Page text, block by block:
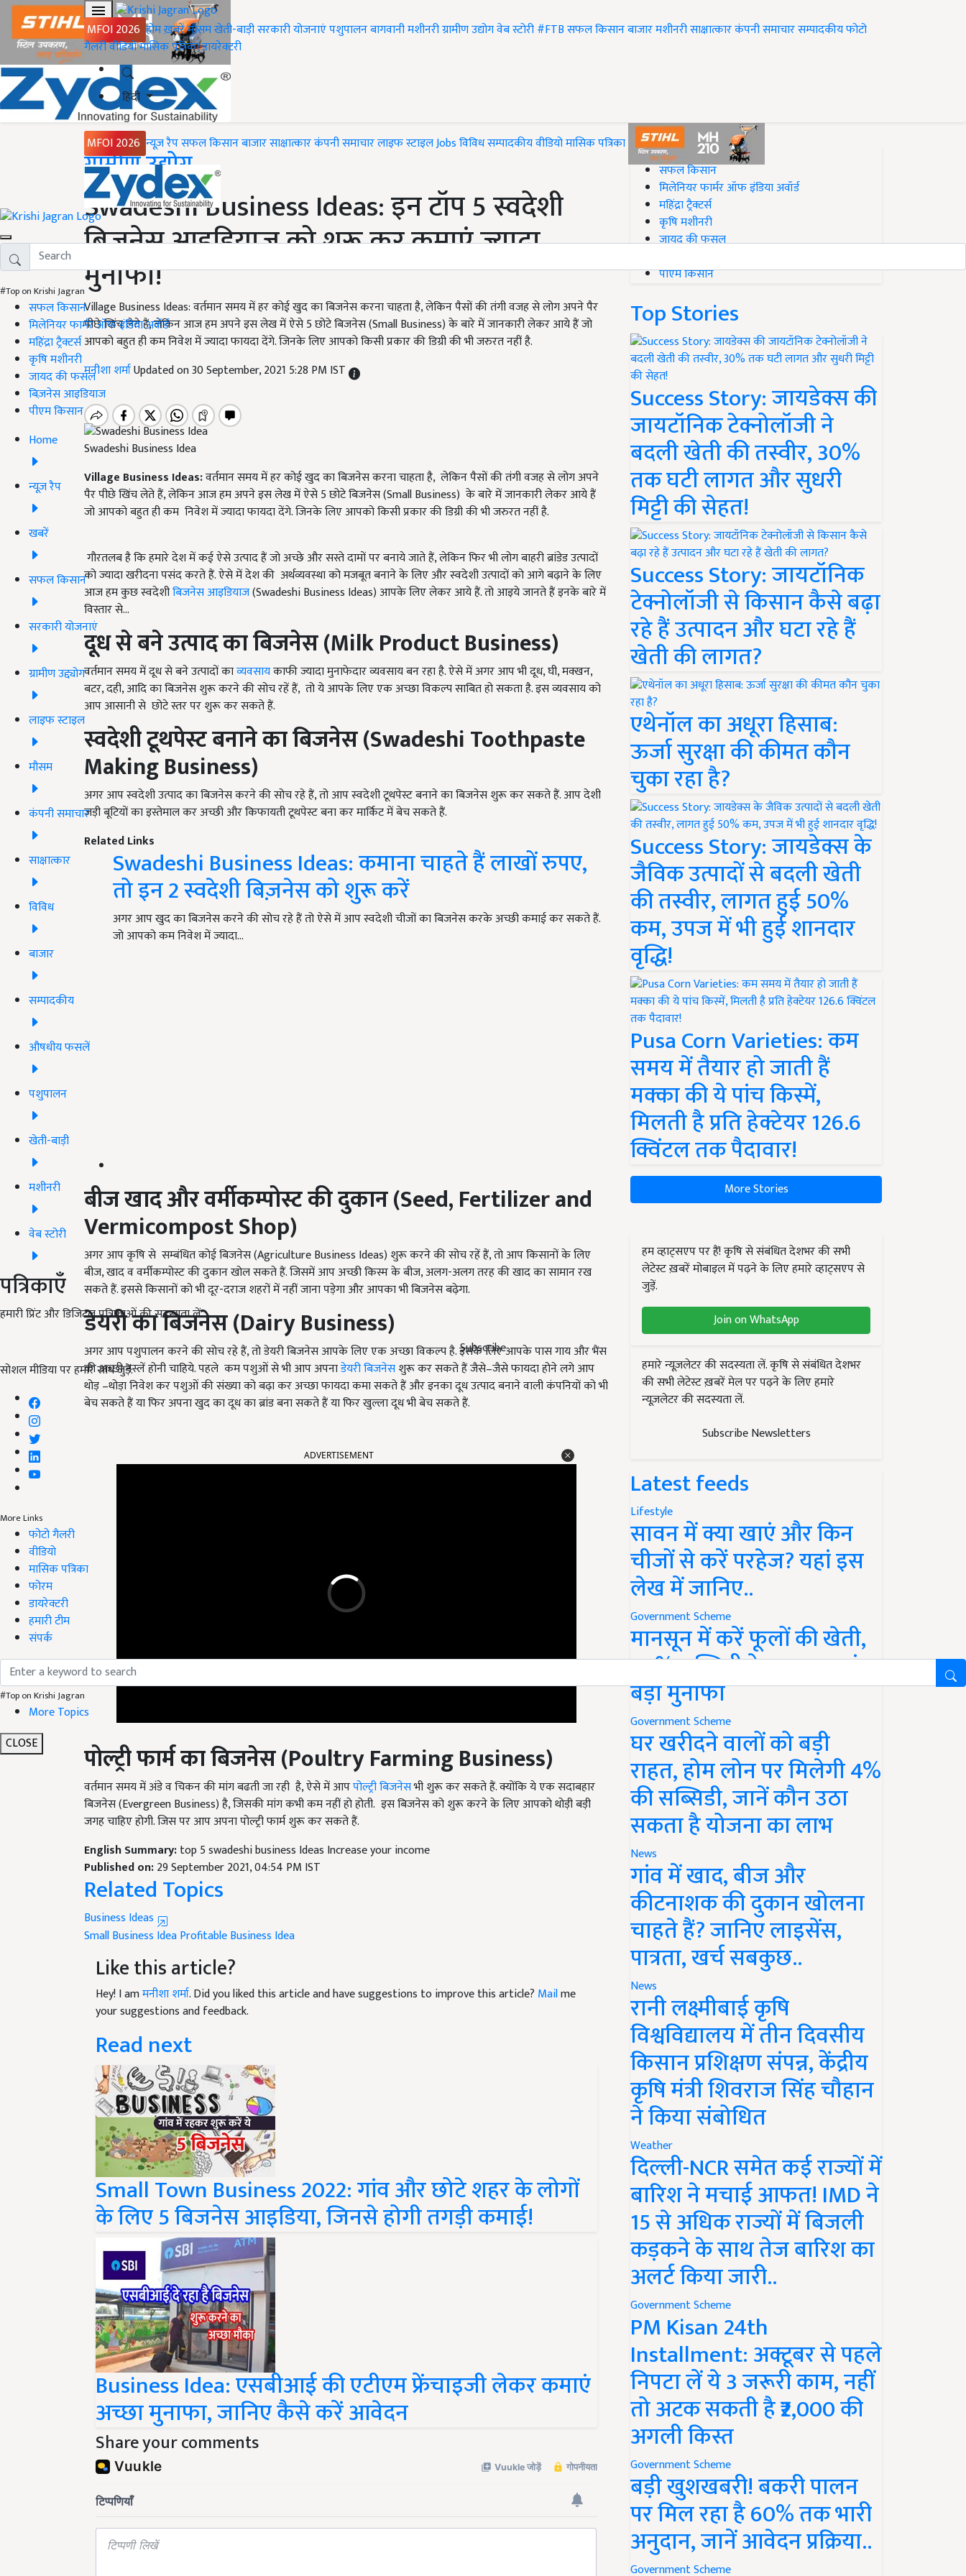
MFOI 2026 होमख़बरेंमौसमखेती-बाड़ीसरकारी योजनाएंपशुपालनबागवानीमशीनरीग्रामीण उद्योगवेब स्टोरी#FTBसफल किसानबाजारमशीनरीसाक्षात्कारकंपनी समाचारसम्पादकीयफोटो
गैलरीवीडियोमासिक पत्रिकाडायरेक्टरी
हिंदी
MFOI 2026 न्यूज़ रैपसफल किसानबाजारसाक्षात्कारकंपनी समाचारलाइफ स्टाइलJobsविविधसम्पादकीयवीडियोमासिक पत्रिका
#Top on Krishi Jagran
सफल किसान
मिलेनियर फार्मर ऑफ इंडिया अवॉर्ड
महिंद्रा ट्रैक्टर्स
कृषि मशीनरी
जायद की फसल
बिज़नेस आइडियाज
पीएम किसान
Home
न्यूज़ रैप
खबरें
सफल किसान
सरकारी योजनाएं
ग्रामीण उद्द्योग
लाइफ स्टाइल
मौसम
कंपनी समाचार
साक्षात्कार
विविध
बाजार
सम्पादकीय
औषधीय फसलें
पशुपालन
खेती-बाड़ी
मशीनरी
वेब स्टोरी
पत्रिकाएँ
हमारी प्रिंट और डिजिटल पत्रिकाओं की सदस्यता लें
Subscribe
सोशल मीडिया पर हमारे साथ जुड़ें:
More Links
फोटो गैलरी
वीडियो
मासिक पत्रिका
फोरम
डायरेक्टरी
हमारी टीम
संपर्क
#Top on Krishi Jagran
More Topics
CLOSE
Home
ग्रामीण उद्योग
Swadeshi Business Ideas: इन टॉप 5 स्वदेशी
बिजनेस आइडियाज को शुरू कर कमाएं ज्यादा
मुनाफा!
Village Business Ideas: वर्तमान समय में हर कोई खुद का बिजनेस करना चाहता है, लेकिन पैसों की तंगी वजह से लोग अपने पैर
पीछे खिंच लेते हैं, लेकिन आज हम अपने इस लेख में ऐसे 5 छोटे बिजनेस (Small Business) के बारे में जानकारी लेकर आये हैं जो
आपको बहुत ही कम निवेश में ज्यादा फायदा देंगे. जिनके लिए आपको किसी प्रकार की डिग्री की भी जरुरत नहीं है.
मनीशा शर्माUpdated on 30 September, 2021 5:28 PM IST
Swadeshi Business Idea
Village Business Ideas:वर्तमान समय में हर कोई खुद का बिजनेस करना चाहता है, लेकिन पैसों की तंगी वजह से लोग अपने
पैर पीछे खिंच लेते हैं, लेकिन आज हम अपने इस लेख में ऐसे 5 छोटे बिजनेस (Small Business) के बारे में जानकारी लेकर आये हैं
जो आपको बहुत ही कम निवेश में ज्यादा फायदा देंगे. जिनके लिए आपको किसी प्रकार की डिग्री की भी जरुरत नहीं है.
गौरतलब है कि हमारे देश में कई ऐसे उत्पाद हैं जो अच्छे और सस्ते दामों पर बनाये जाते हैं, लेकिन फिर भी लोग बाहरी ब्रांडेड उत्पादों
को ज्यादा खरीदना पसंद करते हैं. ऐसे में देश की अर्थव्यवस्था को मजबूत बनाने के लिए और स्वदेशी उत्पादों को आगे बढ़ाने के लिए
आज हम कुछ स्वदेशीबिजनेस आइडियाज(Swadeshi Business Ideas) आपके लिए लेकर आये हैं. तो आइये जानते हैं इनके बारे में
विस्तार से...
दूध से बने उत्पाद का बिजनेस (Milk Product Business)
वर्तमान समय में दूध से बने उत्पादों काव्यवसायकाफी ज्यादा मुनाफेदार व्यवसाय बन रहा है. ऐसे में अगर आप भी दूध, घी, मक्खन,
बटर, दही, आदि का बिजनेस शुरू करने की सोच रहें हैं, तो ये आपके लिए एक अच्छा विकल्प साबित हो सकता है. इस व्यवसाय को
आप आसानी से छोटे स्तर पर शुरू कर सकते हैं.
स्वदेशी टूथपेस्ट बनाने का बिजनेस (Swadeshi Toothpaste
Making Business)
अगर आप स्वदेशी उत्पाद का बिजनेस करने की सोच रहे हैं, तो आप स्वदेशी टूथपेस्ट बनाने का बिजनेस शुरू कर सकते हैं. आप देशी
जड़ी बूटियों का इस्तेमाल कर अच्छी और किफायती टूथपेस्ट बना कर मार्किट में बेच सकते हैं.
Related Links
Swadeshi Business Ideas: कमाना चाहते हैं लाखों रुपए,
तो इन 2 स्वदेशी बिज़नेस को शुरू करें
अगर आप खुद का बिजनेस करने की सोच रहे हैं तो ऐसे में आप स्वदेशी चीजों का बिजनेस करके अच्छी कमाई कर सकते हैं.
जो आपको कम निवेश में ज्यादा…
बीज खाद और वर्मीकम्पोस्ट की दुकान (Seed, Fertilizer and
Vermicompost Shop)
अगर आप कृषि से सम्बंधित कोई बिजनेस (Agriculture Business Ideas) शुरू करने की सोच रहें हैं, तो आप किसानों के लिए
बीज, खाद व वर्मीकम्पोस्ट की दुकान खोल सकते हैं. जिसमें आप अच्छी किस्म के बीज, अलग-अलग तरह की खाद का सामान रख
सकते हैं. इससे किसानों को भी दूर-दराज शहरों में नहीं जाना पड़ेगा और आपका भी बिजनेस बढ़ेगा.
डेयरी का बिजनेस (Dairy Business)
अगर आप पशुपालन करने की सोच रहे हैं, तो डेयरी बिजनेस आपके लिए एक अच्छा विकल्प है. इसके लिए आपके पास गाय और भैंस
की अच्छी नस्लें होनी चाहिये. पहले कम पशुओं से भी आप अपनाडेयरी बिजनेसशुरू कर सकते हैं जैसे–जैसे फायदा होने लगे आप
थोड़ –थोड़ा निवेश कर पशुओं की संख्या को बढ़ा कर अच्छा फायदा कमा सकते हैं और इनका दूध उत्पाद बनाने वाली कंपनियों को भी
बेच सकते हैं या फिर अपना खुद का दूध का ब्रांड बना सकते हैं या फिर खुल्ला दूध भी बेच सकते हैं.
ADVERTISEMENT
पोल्ट्री फार्म का बिजनेस (Poultry FarmingBusiness)
वर्तमान समय में अंडे व चिकन की मांग बढती जा रही है, ऐसे में आपपोल्ट्री बिजनेसभी शुरू कर सकते हैं. क्योंकि ये एक सदाबहार
बिजनेस (Evergreen Business) है, जिसकी मांग कभी कम नहीं हो होती. इस बिजनेस को शुरू करने के लिए आपको थोड़ी बड़ी
जगह चाहिए होगी. जिस पर आप अपना पोल्ट्री फार्म शुरू कर सकते हैं.
English Summary:top 5 swadeshi business Ideas Increase your income
Published on:29 September 2021, 04:54 PM IST
Related Topics
Business Ideas
Small Business IdeaProfitable Business Idea
Like this article?
Hey! I amमनीशा शर्मा. Did you liked this article and have suggestions to improve this article? Mailme
your suggestions and feedback.
Read next
Small Town Business 2022: गांव और छोटे शहर के लोगों
के लिए 5 बिजनेस आइडिया, जिनसे होगी तगड़ी कमाई!
Business Idea: एसबीआई की एटीएम फ्रेंचाइजी लेकर कमाएं
अच्छा मुनाफा, जानिए कैसे करें आवेदन
Share your comments
#Top on Krishi Jagran
सफल किसान
मिलेनियर फार्मर ऑफ इंडिया अवॉर्ड
महिंद्रा ट्रैक्टर्स
कृषि मशीनरी
जायद की फसल
पीएम किसान
Top Stories
Success Story: जायडेक्स की
जायटॉनिक टेक्नोलॉजी ने
बदली खेती की तस्वीर, 30%
तक घटी लागत और सुधरी
मिट्टी की सेहत!
Success Story: जायटॉनिक
टेक्नोलॉजी से किसान कैसे बढ़ा
रहे हैं उत्पादन और घटा रहे हैं
खेती की लागत?
एथेनॉल का अधूरा हिसाब:
ऊर्जा सुरक्षा की कीमत कौन
चुका रहा है?
Success Story: जायडेक्स के
जैविक उत्पादों से बदली खेती
की तस्वीर, लागत हुई 50%
कम, उपज में भी हुई शानदार
वृद्धि!
Pusa Corn Varieties: कम
समय में तैयार हो जाती हैं
मक्का की ये पांच किस्में,
मिलती है प्रति हेक्टेयर 126.6
क्विंटल तक पैदावार!
More Stories
हम व्हाट्सएप पर हैं! कृषि से संबंधित देशभर की सभी
लेटेस्ट ख़बरें मोबाइल में पढ़ने के लिए हमारे व्हाट्सएप से
जुड़ें.
Join on WhatsApp
हमारे न्यूज़लेटर की सदस्यता लें. कृषि से संबंधित देशभर
की सभी लेटेस्ट ख़बरें मेल पर पढ़ने के लिए हमारे
न्यूज़लेटर की सदस्यता लें.
Subscribe Newsletters
Latest feeds
Lifestyle
सावन में क्या खाएं और किन
चीजों से करें परहेज? यहां इस
लेख में जानिए..
Government Scheme
मानसून में करें फूलों की खेती,
50% सब्सिडी के साथ कमाएं
बड़ा मुनाफा
Government Scheme
घर खरीदने वालों को बड़ी
राहत, होम लोन पर मिलेगी 4%
की सब्सिडी, जानें कौन उठा
सकता है योजना का लाभ
News
गांव में खाद, बीज और
कीटनाशक की दुकान खोलना
चाहते हैं? जानिए लाइसेंस,
पात्रता, खर्च सबकुछ..
News
रानी लक्ष्मीबाई कृषि
विश्वविद्यालय में तीन दिवसीय
किसान प्रशिक्षण संपन्न, केंद्रीय
कृषि मंत्री शिवराज सिंह चौहान
ने किया संबोधित
Weather
दिल्ली-NCR समेत कई राज्यों में
बारिश ने मचाई आफत! IMD ने
15 से अधिक राज्यों में बिजली
कड़कने के साथ तेज बारिश का
अलर्ट किया जारी..
Government Scheme
PM Kisan 24th
Installment: अक्टूबर से पहले
निपटा लें ये 3 जरूरी काम, नहीं
तो अटक सकती है ₹2,000 की
अगली किस्त
Government Scheme
बड़ी खुशखबरी! बकरी पालन
पर मिल रहा है 60% तक भारी
अनुदान, जानें आवेदन प्रक्रिया..
Government Scheme